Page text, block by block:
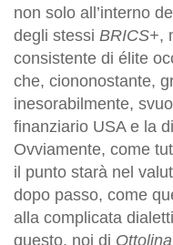
non solo all’interno
degli stessi BRICS+,
consistente di élite
che, ciononostante,
inesorabilmente,
finanziario USA e la
Ovviamente, come
il punto starà nel
dopo passo, come
alla complicata
questo, noi di